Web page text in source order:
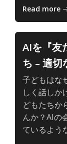
Read more
AIを『友
ち – 適
子どもはな
しく話し
どもたちか
んか？AIの
ているよう